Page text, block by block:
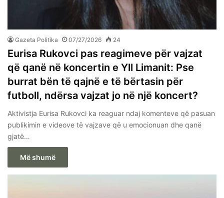
Gazeta Politika 07/27/2026 24
Eurisa Rukovci pas reagimeve për vajzat
që qanë në koncertin e Yll Limanit: Pse
burrat bën të qajnë e të bërtasin për
futboll, ndërsa vajzat jo në një koncert?
Aktivistja Eurisa Rukovci ka reaguar ndaj komenteve që pasuan
publikimin e videove të vajzave që u emocionuan dhe qanë
gjatë…
Më shumë